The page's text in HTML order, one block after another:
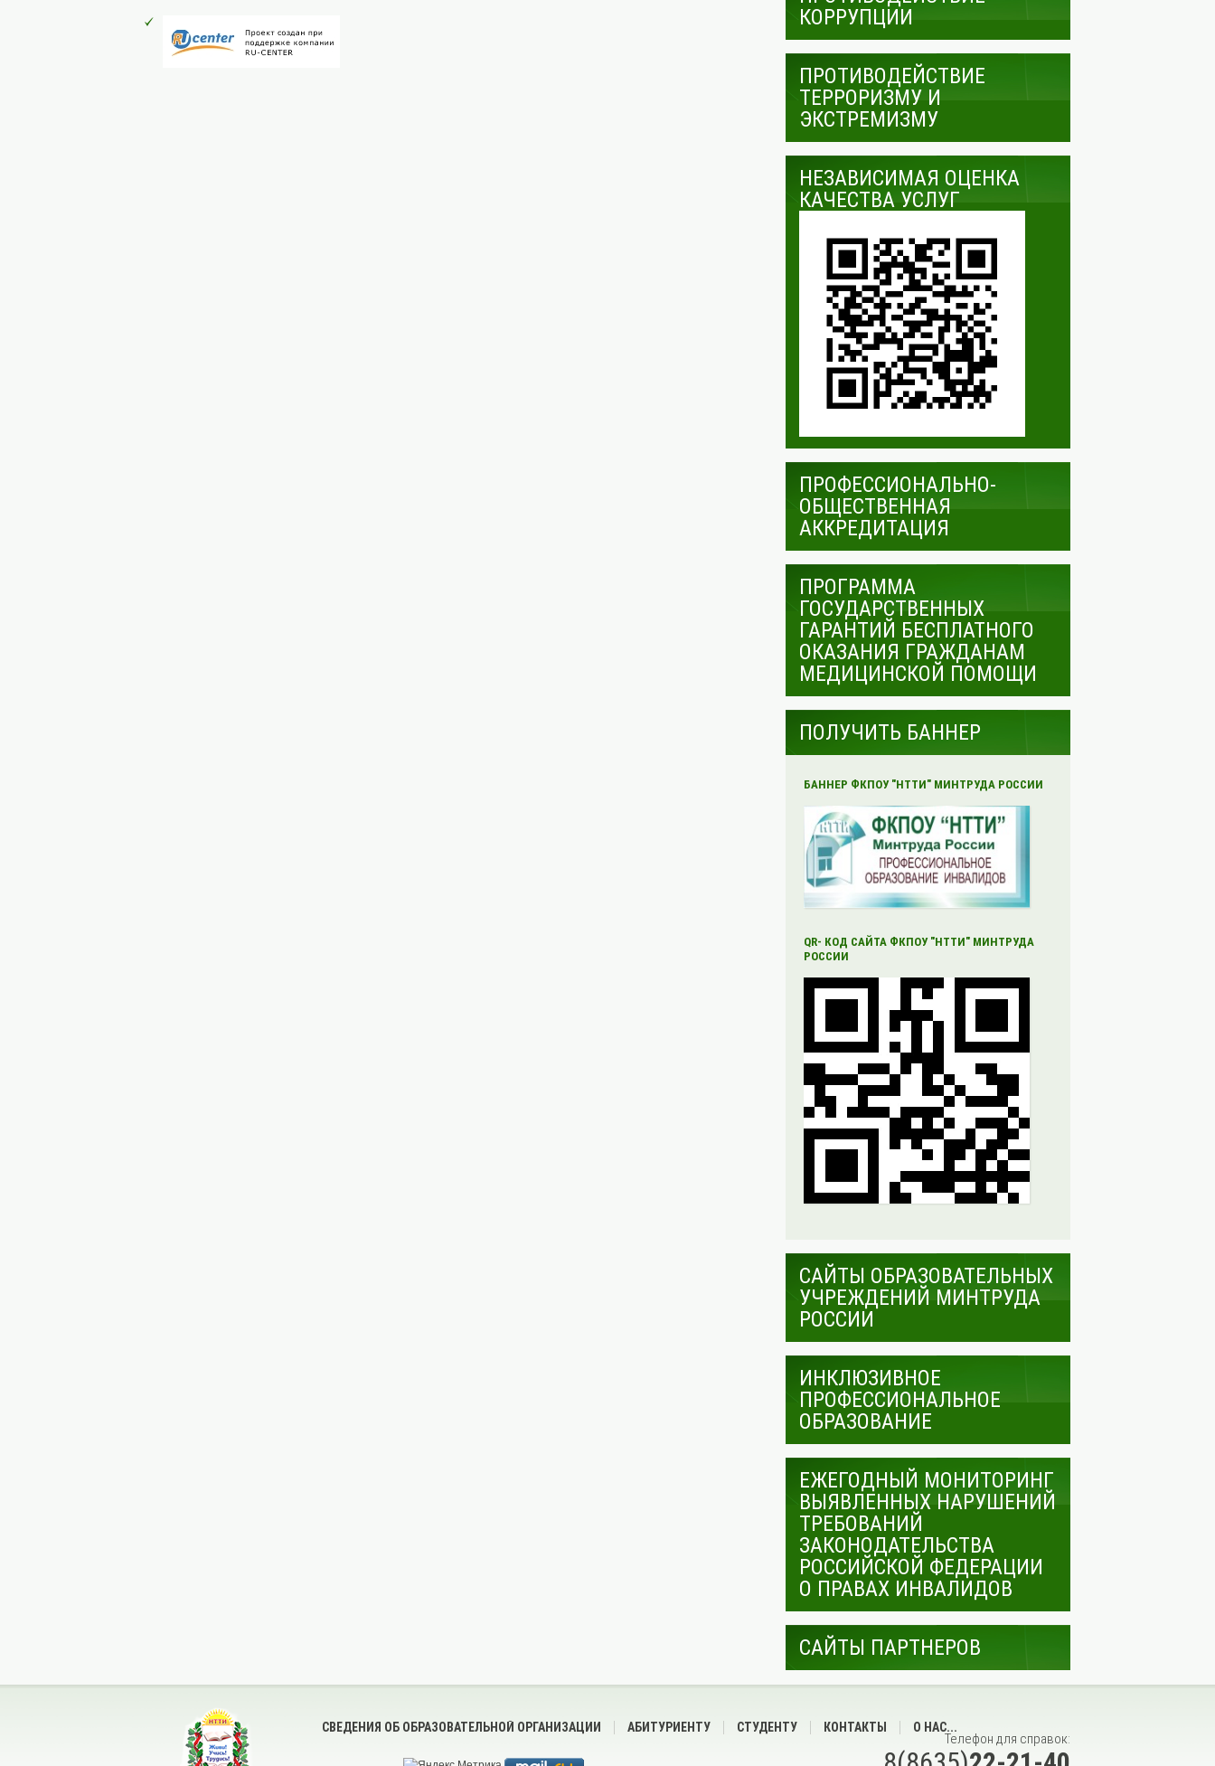
КОРРУПЦИИ
ПРОТИВОДЕЙСТВИЕ
ТЕРРОРИЗМУ И
ЭКСТРЕМИЗМУ
НЕЗАВИСИМАЯ ОЦЕНКА
КАЧЕСТВА УСЛУГ
ПРОФЕССИОНАЛЬНО-
ОБЩЕСТВЕННАЯ
АККРЕДИТАЦИЯ
ПРОГРАММА
ГОСУДАРСТВЕННЫХ
ГАРАНТИЙ БЕСПЛАТНОГО
ОКАЗАНИЯ ГРАЖДАНАМ
МЕДИЦИНСКОЙ ПОМОЩИ
ПОЛУЧИТЬ БАННЕР
БАННЕР ФКПОУ "НТТИ" МИНТРУДА РОССИИ
QR- КОД САЙТА ФКПОУ "НТТИ" МИНТРУДА
РОССИИ
САЙТЫ ОБРАЗОВАТЕЛЬНЫХ
УЧРЕЖДЕНИЙ МИНТРУДА
РОССИИ
ИНКЛЮЗИВНОЕ
ПРОФЕССИОНАЛЬНОЕ
ОБРАЗОВАНИЕ
ЕЖЕГОДНЫЙ МОНИТОРИНГ
ВЫЯВЛЕННЫХ НАРУШЕНИЙ
ТРЕБОВАНИЙ
ЗАКОНОДАТЕЛЬСТВА
РОССИЙСКОЙ ФЕДЕРАЦИИ
О ПРАВАХ ИНВАЛИДОВ
САЙТЫ ПАРТНЕРОВ
СВЕДЕНИЯ ОБ ОБРАЗОВАТЕЛЬНОЙ ОРГАНИЗАЦИИ АБИТУРИЕНТУ СТУДЕНТУ КОНТАКТЫ О НАС...
Телефон для справок: